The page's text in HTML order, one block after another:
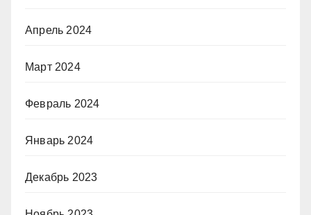
Апрель 2024
Март 2024
Февраль 2024
Январь 2024
Декабрь 2023